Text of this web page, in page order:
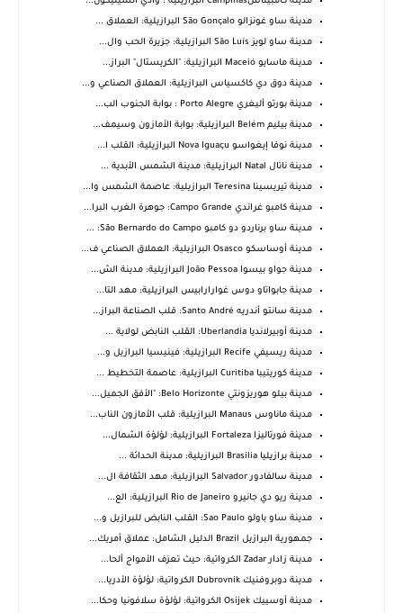
مدينة ساو غونزالو São Gonçalo البرازيلية: العملاق ...
مدينة ساو لويز São Luís البرازيلية: جزيرة الحب وال...
مدينة ماسايو Maceió البرازيلية: "الكريستال" البراز...
مدينة دوق دي كاكسياس البرازيلية: العملاق الصناعي و...
مدينة بورتو أليغري Porto Alegre : بوابة الجنوب الب...
مدينة بيليم Belém البرازيلية: بوابة الأمازون وسيمف...
مدينة نوفا إيغواسو Nova Iguaçu البرازيلية: القلب ا...
مدينة ناتال Natal البرازيلية: مدينة الشمس الأبدية ...
مدينة تيريسينا Teresina البرازيلية: عاصمة الشمس وا...
مدينة كامبو غراندي Campo Grande: جوهرة الغرب البرا...
مدينة ساو برناردو دو كامبو São Bernardo do Campo: ...
مدينة أوساسكو Osasco البرازيلية: العملاق الصناعي ف...
مدينة جواو بيسوا João Pessoa البرازيلية: مدينة الش...
مدينة جابواتاو دوس غوارارابيس البرازيلية: مهد التا...
مدينة سانتو أندريه Santo André: قلب الصناعة البراز...
مدينة أوبيرلانديا Uberlandia: القلب النابض لولاية ...
مدينة ريسيفي Recife البرازيلية: فينيسيا البرازيل و...
مدينة كوريتيبا Curitiba البرازيلية: عاصمة التخطيط ...
مدينة بيلو هوريزونتي Belo Horizonte: "الأفق الجميل...
مدينة ماناوس Manaus البرازيلية: قلب الأمازون الناب...
مدينة فورتاليزا Fortaleza البرازيلية: لؤلؤة الشمال...
مدينة برازيليا Brasilia البرازيلية: مدينة الحداثة ...
مدينة سالفادور Salvador البرازيلية: مهد الثقافة ال...
مدينة ريو دي جانيرو Rio de Janeiro البرازيلية: الع...
مدينة ساو باولو Sao Paulo: القلب النابض للبرازيل و...
جمهورية البرازيل Brazil الدليل الشامل: عملاق أمريك...
مدينة زادار Zadar الكرواتية: حيث تعزف الأمواج ألحا...
مدينة دوبروفنيك Dubrovnik الكرواتية: لؤلؤة الأدريا...
مدينة أوسييك Osijek الكرواتية: لؤلؤة سلافونيا وحكا...